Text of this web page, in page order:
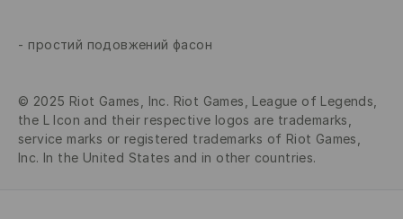
простий подовжений фасон
© 2025 Riot Games, Inc. Riot Games, League of Legends,
the L Icon and their respective logos are trademarks,
service marks or registered trademarks of Riot Games,
Inc. In the United States and in other countries.